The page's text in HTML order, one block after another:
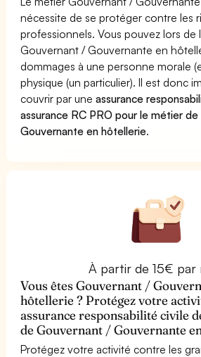
nécessite de se protéger contre les
professionnels. Vous pouvez lors de
Gouvernant / Gouvernante en
dommages à une personne morale
physique (un particulier). Il est donc
couvrir par uneassurance
assurance RC PRO pour le métier
Gouvernante en hôtellerie.
À partir de 15€ par
Vous êtes Gouvernant /
hôtellerie ? Protégez votre
assurance responsabilité civile
de Gouvernant / Gouvernante
Protégez votre activité contre les